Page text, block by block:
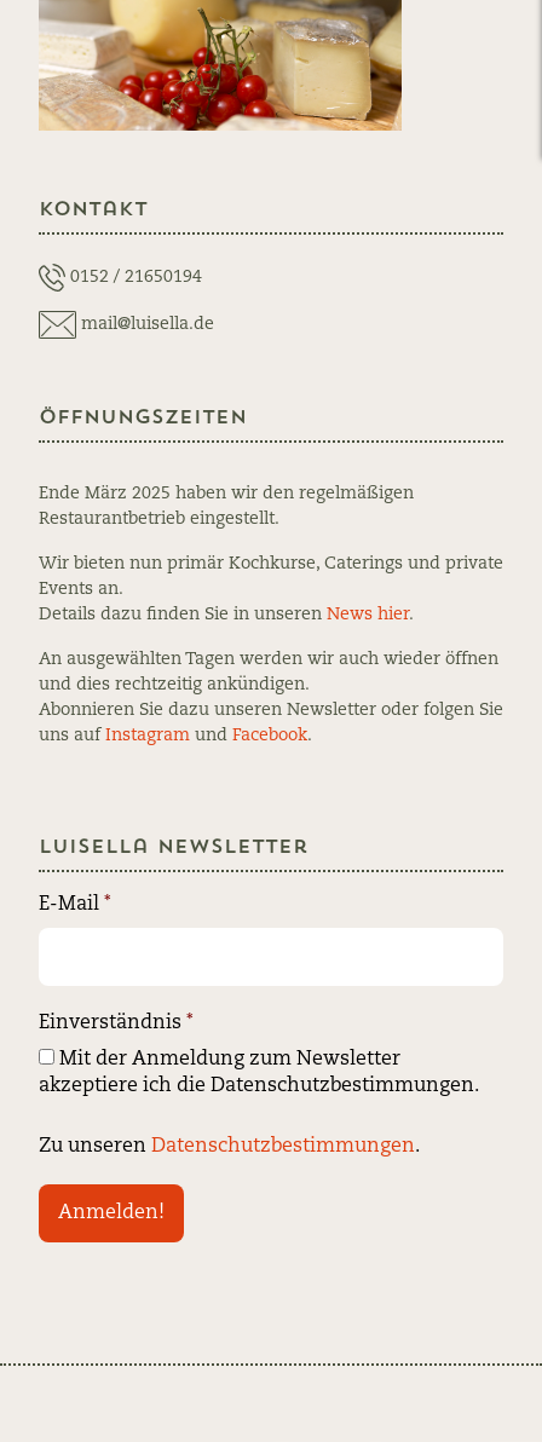
Kontakt
0152 / 21650194
mail@luisella.de
Öffnungszeiten
Ende März 2025 haben wir den regelmäßigen
Restaurantbetrieb eingestellt.
Wir bieten nun primär Kochkurse, Caterings und private
Events an.
Details dazu finden Sie in unseren News hier.
An ausgewählten Tagen werden wir auch wieder öffnen
und dies rechtzeitig ankündigen.
Abonnieren Sie dazu unseren Newsletter oder folgen Sie
uns auf Instagram und Facebook.
Luisella Newsletter
E-Mail *
Einverständnis *
Mit der Anmeldung zum Newsletter
akzeptiere ich die Datenschutzbestimmungen.
Zu unseren Datenschutzbestimmungen.